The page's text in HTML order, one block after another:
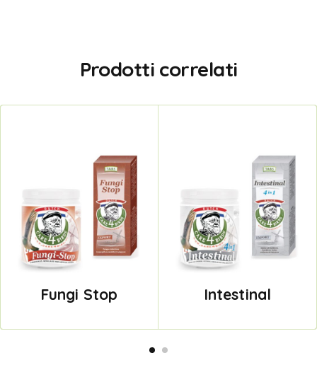
Prodotti correlati
Fungi Stop Intestinal